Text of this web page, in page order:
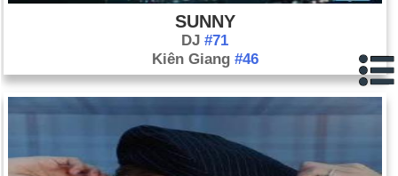
SUNNY
DJ #71
Kiên Giang #46